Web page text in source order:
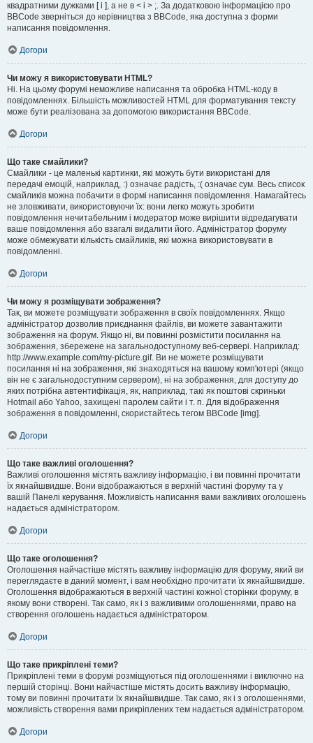
квадратними дужками [ і ], а не в < і > ;. За додатковою інформацією про
BBCode зверніться до керівництва з BBCode, яка доступна з форми
написання повідомлення.
Догори
Чи можу я використовувати HTML?
Ні. На цьому форумі неможливе написання та обробка HTML-коду в
повідомленнях. Більшість можливостей HTML для форматування тексту
може бути реалізована за допомогою використання BBCode.
Догори
Що таке смайлики?
Смайлики - це маленькі картинки, які можуть бути використані для
передачі емоцій, наприклад, :) означає радість, :( означає сум. Весь список
смайликів можна побачити в формі написання повідомлення. Намагайтесь
не зловживати, використовуючи їх: вони легко можуть зробити
повідомлення нечитабельним і модератор може вирішити відредагувати
ваше повідомлення або взагалі видалити його. Адміністратор форуму
може обмежувати кількість смайликів, які можна використовувати в
повідомленні.
Догори
Чи можу я розміщувати зображення?
Так, ви можете розміщувати зображення в своїх повідомленнях. Якщо
адміністратор дозволив приєднання файлів, ви можете завантажити
зображення на форум. Якщо ні, ви повинні розмістити посилання на
зображення, збережене на загальнодоступному веб-сервері. Наприклад:
http://www.example.com/my-picture.gif. Ви не можете розміщувати
посилання ні на зображення, які знаходяться на вашому комп'ютері (якщо
він не є загальнодоступним сервером), ні на зображення, для доступу до
яких потрібна автентифікація, як, наприклад, такі як поштові скриньки
Hotmail або Yahoo, захищені паролем сайти і т. п. Для відображення
зображення в повідомленні, скористайтесь тегом BBCode [img].
Догори
Що таке важливі оголошення?
Важливі оголошення містять важливу інформацію, і ви повинні прочитати
їх якнайшвидше. Вони відображаються в верхній частині форуму та у
вашій Панелі керування. Можливість написання вами важливих оголошень
надається адміністратором.
Догори
Що таке оголошення?
Оголошення найчастіше містять важливу інформацію для форуму, який ви
переглядаєте в даний момент, і вам необхідно прочитати їх якнайшвидше.
Оголошення відображаються в верхній частині кожної сторінки форуму, в
якому вони створені. Так само, як і з важливими оголошеннями, право на
створення оголошень надається адміністратором.
Догори
Що таке прикріплені теми?
Прикріплені теми в форумі розміщуються під оголошеннями і виключно на
першій сторінці. Вони найчастіше містять досить важливу інформацію,
тому ви повинні прочитати їх якнайшвидше. Так само, як і з оголошеннями,
можливість створення вами прикріплених тем надається адміністратором.
Догори